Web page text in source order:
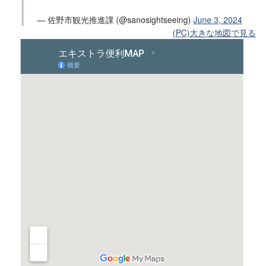
— 佐野市観光推進課 (@sanosightseeing) June 3, 2024
(PC)大きな地図で見る